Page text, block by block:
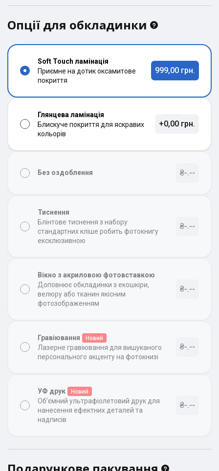
Опції для обкладинки
Soft Touch ламінація
Приємне на дотик оксамитове
покриття
999,00 грн.
Глянцева ламінація
Блискуче покриття для яскравих
кольорів
+0,00 грн.
Без оздоблення ₴-.--
Тиснення
Блінтове тиснення з набору
стандартних кліше робить фотокнигу
ексклюзивною
₴-.--
Вікно з акриловою фотовставкою
Доповнює обкладинки з екошкіри,
велюру або тканин якісним
фотозображенням
₴-.--
Гравіювання Новий
Лазерне гравіювання для вишуканого
персонального акценту на фотокнизі
₴-.--
УФ друк Новий
Об’ємний ультрафіолетовий друк для
нанесення ефектних деталей та
надписів
₴-.--